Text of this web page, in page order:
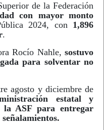
de la Federación
con mayor monto
2024, con 1,896
.
Rocío Nahle, sostuvo
para solventar no
agosto y diciembre de
estatal y
la ASF para entregar